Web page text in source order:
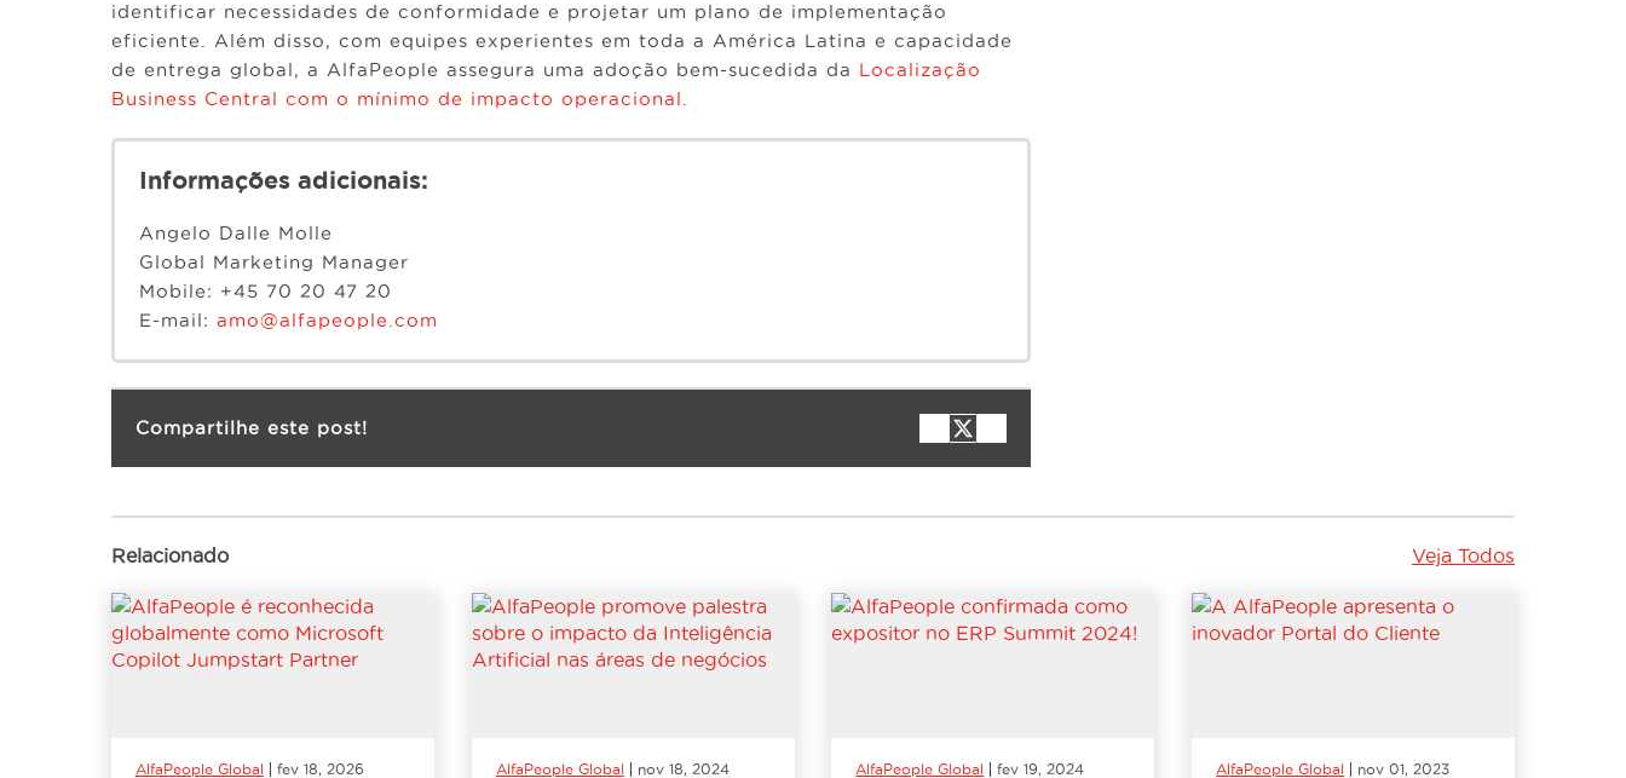
identificar necessidades de conformidade e projetar um plano de implementação
eficiente. Além disso, com equipes experientes em toda a América Latina e capacidade
de entrega global, a AlfaPeople assegura uma adoção bem-sucedida da Localização
Business Central com o mínimo de impacto operacional
Informações adicionais:
Angelo Dalle Molle
Global Marketing Manager
Mobile: +45 70 20 47 20
E-mail: amo@alfapeople.com
Compartilhe este post!
Relacionado Veja Todos
AlfaPeople Global fev 18, 2026 AlfaPeople Global nov 18, 2024 AlfaPeople Global fev 19, 2024 AlfaPeople Global nov 01, 2023